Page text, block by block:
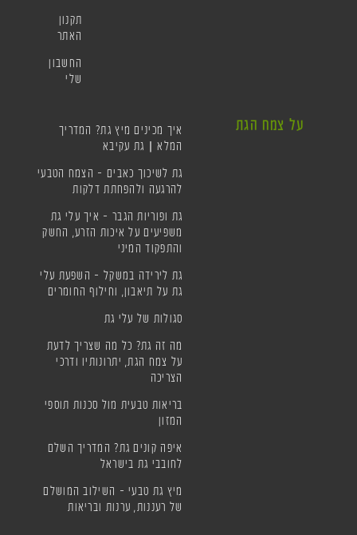
תקנון
האתר
החשבון
שלי
על צמח הגת
איך מכינים מיץ גת? המדריך
המלא | גת עקיבא
גת לשיכוך כאבים – הצמח הטבעי
להרגעה ולהפחתת דלקות
גת ופוריות הגבר – איך עלי גת
משפיעים על איכות הזרע, החשק
והתפקוד המיני
גת לירידה במשקל – השפעת עלי
גת על תיאבון, וחילוף החומרים
סגולות של עלי גת
מה זה גת? כל מה שצריך לדעת
על צמח הגת, יתרונותיו ודרכי
הצריכה
בריאות טבעית מול סכנות תוספי
המזון
איפה קונים גת? המדריך השלם
לחובבי גת בישראל
מיץ גת טבעי – השילוב המושלם
של רעננות, ערנות ובריאות